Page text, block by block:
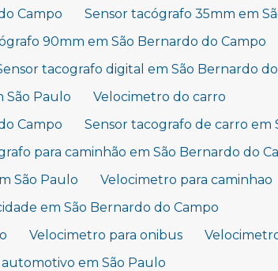
Campo
Sensor tacógrafo 35mm em
90mm em São Bernardo do Campo
tacografo digital em São Bernardo
São Paulo
Velocimetro do carro
Campo
Sensor tacografo de carro em
para caminhão em São Bernardo do
São Paulo
Velocimetro para caminhao
em São Bernardo do Campo
Velocimetro para onibus
em São Paulo